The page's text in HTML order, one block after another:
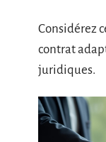
Considérez
contrat
juridiques.